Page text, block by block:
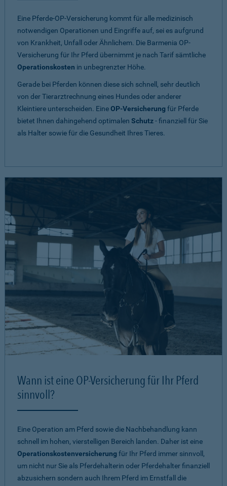
Eine Pferde-OP-Versicherung kommt für alle medizinisch
notwendigen Operationen und Eingriffe auf, sei es aufgrund
von Krankheit, Unfall oder Ähnlichem. Die Barmenia OP-
Versicherung für Ihr Pferd übernimmt je nach Tarif sämtliche
Operationskosten in unbegrenzter Höhe.
Gerade bei Pferden können diese sich schnell, sehr deutlich
von der Tierarztrechnung eines Hundes oder anderer
Kleintiere unterscheiden. EineOP-Versicherung für Pferde
bietet Ihnen dahingehend optimalen Schutz- finanziell für Sie
als Halter sowie für die Gesundheit Ihres Tieres.
Wann ist eine OP-Versicherung für Ihr Pferd
sinnvoll?
Eine Operation am Pferd sowie die Nachbehandlung kann
schnell im hohen, vierstelligen Bereich landen. Daher ist eine
Operationskostenversicherung für Ihr Pferd immer sinnvoll,
um nicht nur Sie als Pferdehalterin oder Pferdehalter finanziell
abzusichern sondern auch Ihrem Pferd im Ernstfall die